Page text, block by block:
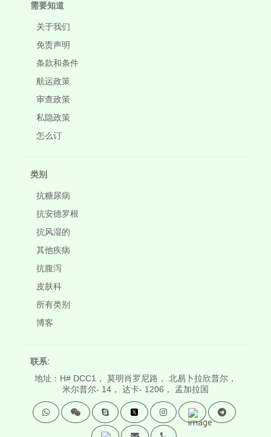
需要知道
关于我们
免责声明
条款和条件
航运政策
审查政策
私隐政策
怎么订
类别
抗糖尿病
抗安德罗根
抗风湿的
其他疾病
抗腹泻
皮肤科
所有类别
博客
联系:
地址：H# DCC1， 莫明肖罗尼路， 北易卜拉欣普尔，
米尔普尔- 14， 达卡- 1206， 孟加拉国